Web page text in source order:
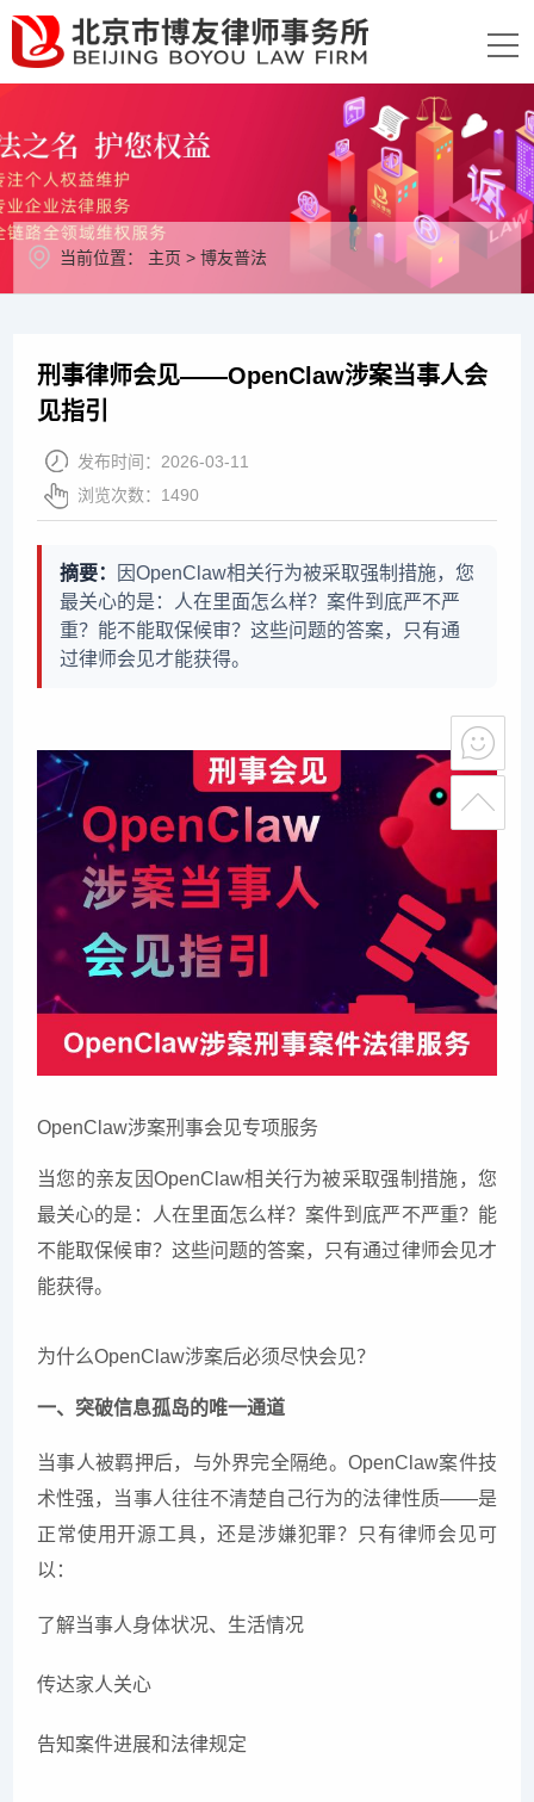
当前位置： 主页 >博友普法
刑事律师会见——OpenClaw涉案当事人会
见指引
发布时间：2026-03-11
浏览次数： 1490
摘要：
因OpenClaw相关行为被采取强制措施，您
最关心的是：人在里面怎么样？案件到底严不严
重？能不能取保候审？这些问题的答案，只有通
过律师会见才能获得。
OpenClaw涉案刑事会见专项服务
当您的亲友因OpenClaw相关行为被采取强制措施，您
最关心的是：人在里面怎么样？案件到底严不严重？能
不能取保候审？这些问题的答案，只有通过律师会见才
能获得。
为什么OpenClaw涉案后必须尽快会见？
一、突破信息孤岛的唯一通道
当事人被羁押后，与外界完全隔绝。OpenClaw案件技
术性强，当事人往往不清楚自己行为的法律性质——是
正常使用开源工具，还是涉嫌犯罪？只有律师会见可
以：
了解当事人身体状况、生活情况
传达家人关心
告知案件进展和法律规定